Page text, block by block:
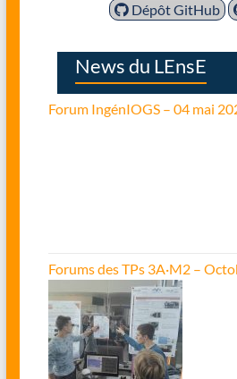
Dépôt GitHub
News du LEnsE
Forum IngénIOGS – 04 mai
Forums des TPs 3A·M2 –